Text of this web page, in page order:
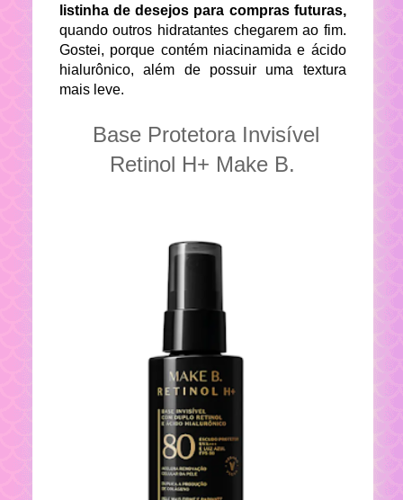
listinha de desejos para compras futuras,
quando outros hidratantes chegarem ao fim.
Gostei, porque contém niacinamida e ácido
hialurônico, além de possuir uma textura
mais leve.
Base Protetora Invisível
Retinol H+ Make B.